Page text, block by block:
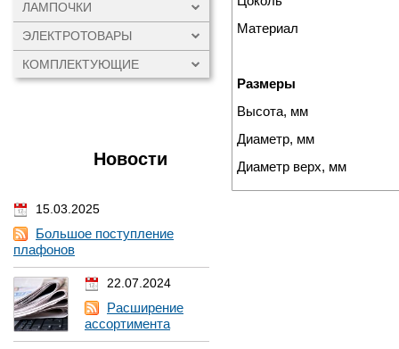
ЛАМПОЧКИ
ЭЛЕКТРОТОВАРЫ
КОМПЛЕКТУЮЩИЕ
Новости
15.03.2025
Большое поступление
плафонов
22.07.2024
Расширение
ассортимента
Материал
Размеры
Высота, мм
Диаметр, мм
Диаметр верх, мм